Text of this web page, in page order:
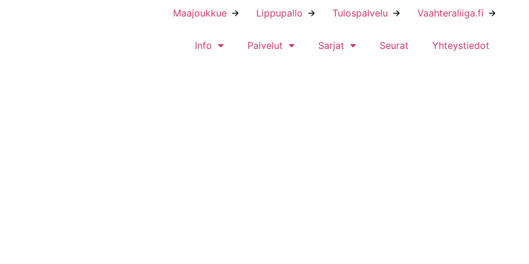
Maajoukkue Lippupallo Tulospalvelu Vaahteraliiga.fi
Info Palvelut Sarjat Seurat Yhteystiedot